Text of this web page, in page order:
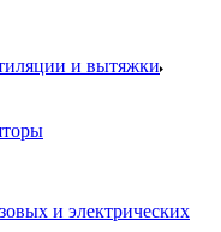
и вытяжки
и электрических